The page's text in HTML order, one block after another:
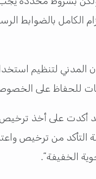
الكامل بالضوابط
أكدت على أخذ
من ترخيص
الخفيفة”.